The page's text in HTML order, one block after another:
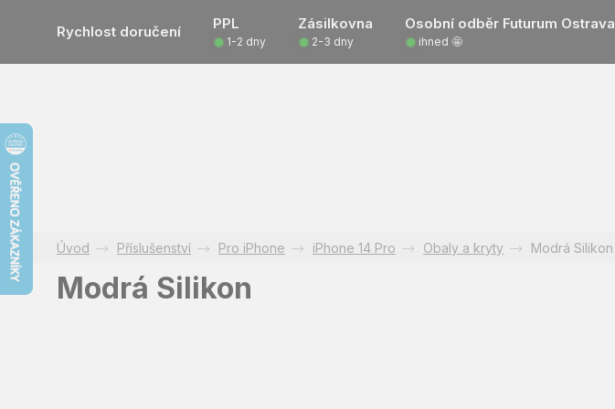
Rychlost doručení PPL Zásilkovna Osobní odběr Futurum Ostrava
1-2 dny 2-3 dny ihned 🤩
Příslušenství Pro iPhone iPhone 14 Pro Obaly a kryty Modrá Silikon
Modrá Silikon